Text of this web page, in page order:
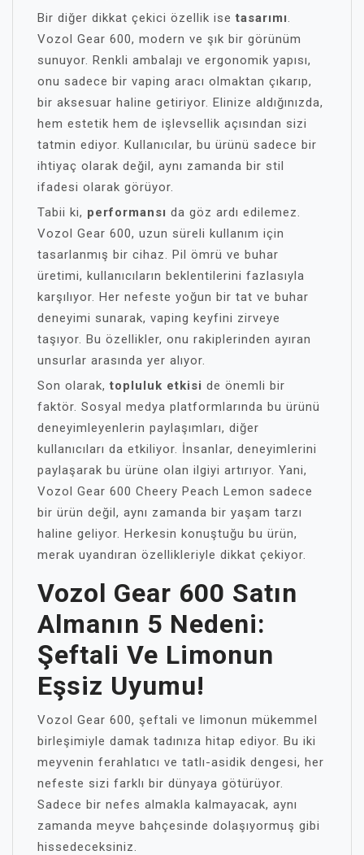
Bir diğer dikkat çekici özellik isetasarımı.
Vozol Gear 600, modern ve şık bir görünüm
sunuyor. Renkli ambalajı ve ergonomik yapısı,
onu sadece bir vaping aracı olmaktan çıkarıp,
bir aksesuar haline getiriyor. Elinize aldığınızda,
hem estetik hem de işlevsellik açısından sizi
tatmin ediyor. Kullanıcılar, bu ürünü sadece bir
ihtiyaç olarak değil, aynı zamanda bir stil
ifadesi olarak görüyor.
Tabii ki, performansı da göz ardı edilemez.
Vozol Gear 600, uzun süreli kullanım için
tasarlanmış bir cihaz. Pil ömrü ve buhar
üretimi, kullanıcıların beklentilerini fazlasıyla
karşılıyor. Her nefeste yoğun bir tat ve buhar
deneyimi sunarak, vaping keyfini zirveye
taşıyor. Bu özellikler, onu rakiplerinden ayıran
unsurlar arasında yer alıyor.
Son olarak,topluluk etkisi de önemli bir
faktör. Sosyal medya platformlarında bu ürünü
deneyimleyenlerin paylaşımları, diğer
kullanıcıları da etkiliyor. İnsanlar, deneyimlerini
paylaşarak bu ürüne olan ilgiyi artırıyor. Yani,
Vozol Gear 600 Cheery Peach Lemon sadece
bir ürün değil, aynı zamanda bir yaşam tarzı
haline geliyor. Herkesin konuştuğu bu ürün,
merak uyandıran özellikleriyle dikkat çekiyor.
Vozol Gear 600 Satın
Almanın 5 Nedeni:
Şeftali Ve Limonun
Eşsiz Uyumu!
Vozol Gear 600, şeftali ve limonun mükemmel
birleşimiyle damak tadınıza hitap ediyor. Bu iki
meyvenin ferahlatıcı ve tatlı-asidik dengesi, her
nefeste sizi farklı bir dünyaya götürüyor.
Sadece bir nefes almakla kalmayacak, aynı
zamanda meyve bahçesinde dolaşıyormuş gibi
hissedeceksiniz.